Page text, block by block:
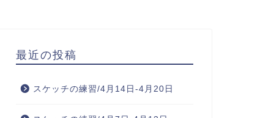
最近の投稿
スケッチの練習/4月14日-4月20日